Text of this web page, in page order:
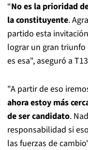
“No es la prioridad
la constituyente.
partido esta
lograr un gran
es esa", aseguró a
"A partir de eso
ahora estoy más
de ser candidato.
responsabilidad si
las fuerzas de